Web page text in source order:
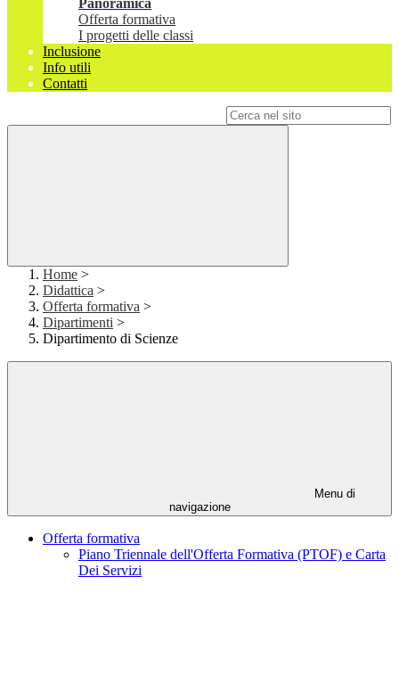
Panoramica
Offerta formativa
I progetti delle classi
Inclusione
Info utili
Contatti
Home >
Didattica >
Offerta formativa >
Dipartimenti >
Dipartimento di Scienze
Menu di
navigazione
Offerta formativa
Piano Triennale dell'Offerta Formativa (PTOF) e Carta
Dei Servizi